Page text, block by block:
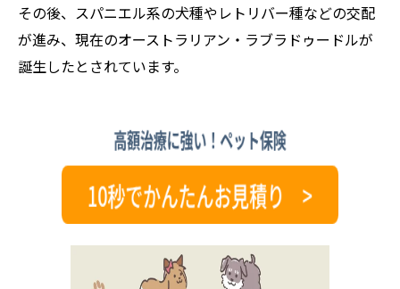
その後、スパニエル系の犬種やレトリバー種などの交配
が進み、現在のオーストラリアン・ラブラドゥードルが
誕生したとされています。